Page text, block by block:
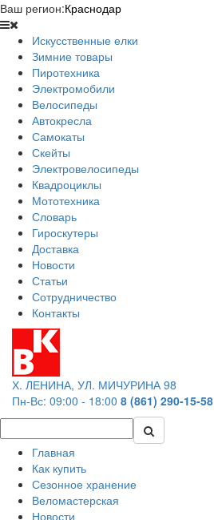
Ваш регион:Краснодар
Искусственные елки
Зимние товары
Пиротехника
Электромобили
Велосипеды
Автокресла
Самокаты
Скейты
Электровелосипеды
Квадроциклы
Мототехника
Словарь
Гироскутеры
Доставка
Новости
Статьи
Сотрудничество
Контакты
Х. ЛЕНИНА, УЛ. МИЧУРИНА 98
Пн-Вс: 09:00 - 18:00 8 (861) 290-15-58
Главная
Как купить
Сезонное хранение
Веломастерская
Новости